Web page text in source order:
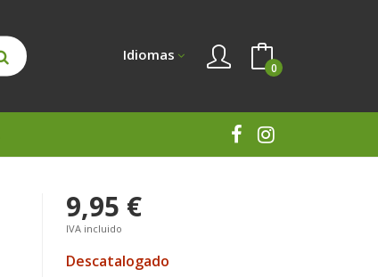
Idiomas
0
9,95 €
IVA incluido
Descatalogado